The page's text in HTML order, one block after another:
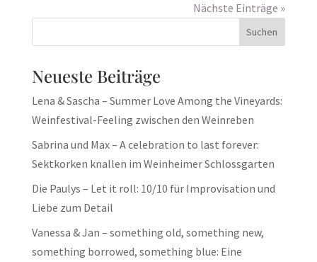
Nächste Einträge »
Neueste Beiträge
Lena & Sascha – Summer Love Among the Vineyards:
Weinfestival-Feeling zwischen den Weinreben
Sabrina und Max – A celebration to last forever:
Sektkorken knallen im Weinheimer Schlossgarten
Die Paulys – Let it roll: 10/10 für Improvisation und
Liebe zum Detail
Vanessa & Jan – something old, something new,
something borrowed, something blue: Eine